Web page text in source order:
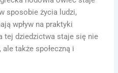
sposobie życia ludzi,
wpływ na praktyki
tej dziedzictwa staje się nie
także społeczną i